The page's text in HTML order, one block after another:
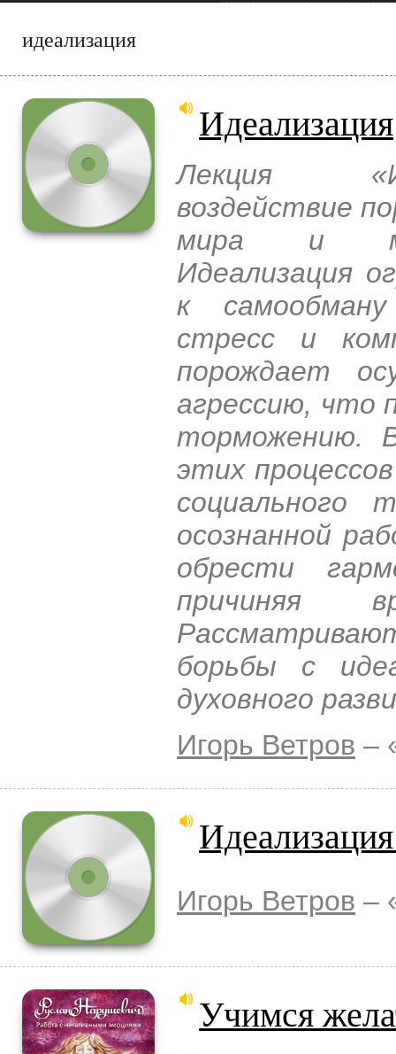
идеализация
Идеализация
Лекция
воздействие
мира и
Идеализация
к
стресс и
порождает
агрессию, что
торможению. В
этих
социального
осознанной
обрести
причиняя
борьбы с
духовного
Игорь Ветров –
Игорь Ветров –
Учимся